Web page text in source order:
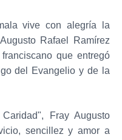
vive con alegría la
Rafael Ramírez
que entregó
del Evangelio y de la
Fray Augusto
sencillez y amor a